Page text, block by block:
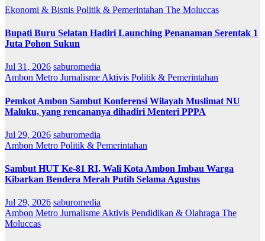
Ekonomi & Bisnis Politik & Pemerintahan The Moluccas
Bupati Buru Selatan Hadiri Launching Penanaman Serentak 1
Juta Pohon Sukun
Jul 31, 2026 saburomedia
Ambon Metro Jurnalisme Aktivis Politik & Pemerintahan
Pemkot Ambon Sambut Konferensi Wilayah Muslimat NU
Maluku, yang rencananya dihadiri Menteri PPPA
Jul 29, 2026 saburomedia
Ambon Metro Politik & Pemerintahan
Sambut HUT Ke-81 RI, Wali Kota Ambon Imbau Warga
Kibarkan Bendera Merah Putih Selama Agustus
Jul 29, 2026 saburomedia
Ambon Metro Jurnalisme Aktivis Pendidikan & Olahraga The
Moluccas